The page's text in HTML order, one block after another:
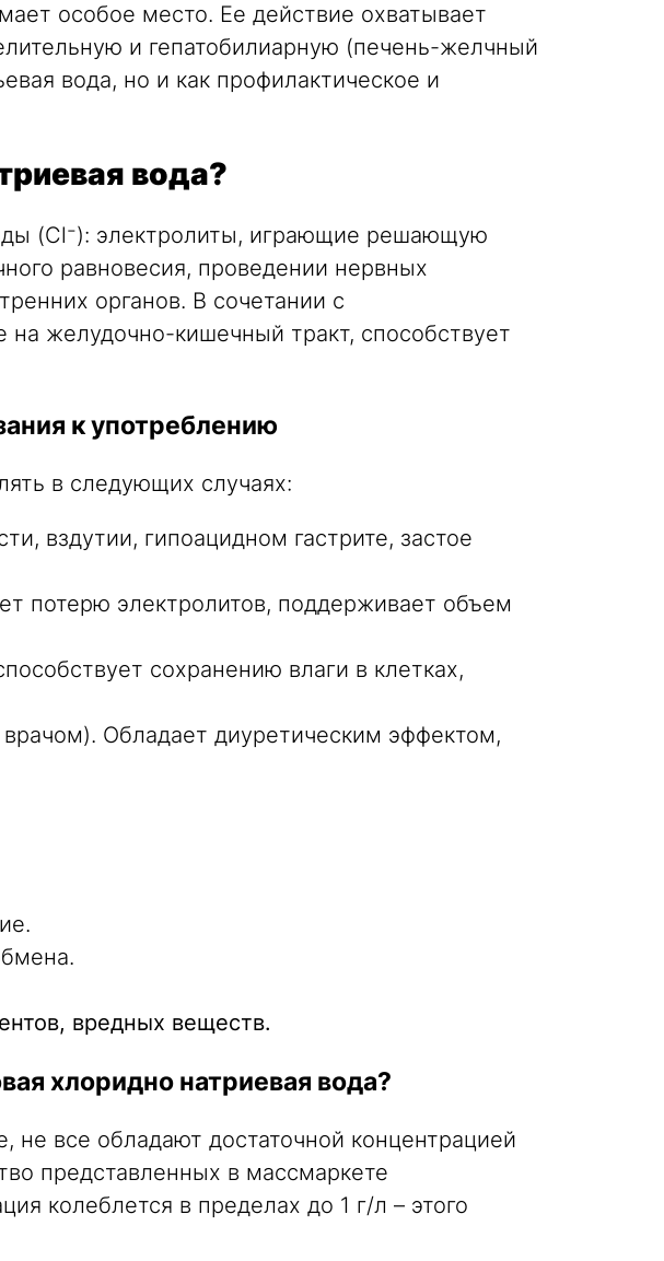
особое место. Ее действие охватывает
и гепатобилиарную (печень-желчный
вода, но и как профилактическое и
вода?
(Cl⁻): электролиты, играющие решающую
равновесия, проведении нервных
органов. В сочетании с
на желудочно-кишечный тракт, способствует
к употреблению
в следующих случаях:
вздутии, гипоацидном гастрите, застое
потерю электролитов, поддерживает объем
сохранению влаги в клетках,
Обладает диуретическим эффектом,
вредных веществ.
хлоридно натриевая вода?
все обладают достаточной концентрацией
представленных в массмаркете
колеблется в пределах до 1 г/л – этого